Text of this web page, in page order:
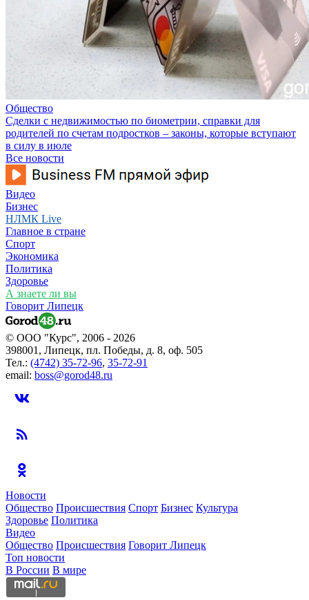
Общество
Сделки с недвижимостью по биометрии, справки для
родителей по счетам подростков – законы, которые вступают
в силу в июле
Все новости
Видео
Бизнес
НЛМК Live
Главное в стране
Спорт
Экономика
Политика
Здоровье
А знаете ли вы
Говорит Липецк
© ООО "Курс", 2006 - 2026
398001, Липецк, пл. Победы, д. 8, оф. 505
Тел.: (4742) 35-72-96, 35-72-91
email: boss@gorod48.ru
Новости
Общество Происшествия Спорт Бизнес Культура
Здоровье Политика
Видео
Общество Происшествия Говорит Липецк
Топ новости
В России В мире